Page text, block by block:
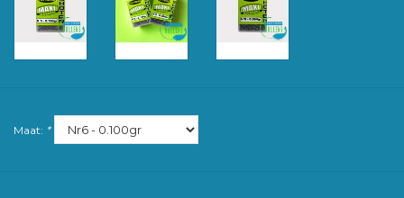
Maat: *